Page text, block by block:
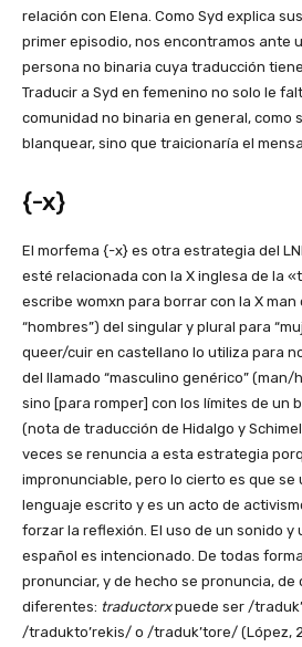
relación con Elena. Como Syd explica
primer episodio, nos encontramos ante
persona no binaria cuya traducción
Traducir a Syd en femenino no solo le
comunidad no binaria en general, como
blanquear, sino que traicionaría el
{-x}
El morfema {-x} es otra estrategia del
esté relacionada con la X inglesa de la
escribe womxn para borrar con la X man
“hombres”) del singular y plural para
queer/cuir en castellano lo utiliza para
del llamado “masculino genérico” (man/
sino [para romper] con los límites de un
(nota de traducción de Hidalgo y
veces se renuncia a esta estrategia
impronunciable, pero lo cierto es que se
lenguaje escrito y es un acto de
forzar la reflexión. El uso de un sonido y
español es intencionado. De todas
pronunciar, y de hecho se pronuncia, de
diferentes: traductorxpuede ser /
/tradukto’rekis/ o /traduk’tore/ (López,